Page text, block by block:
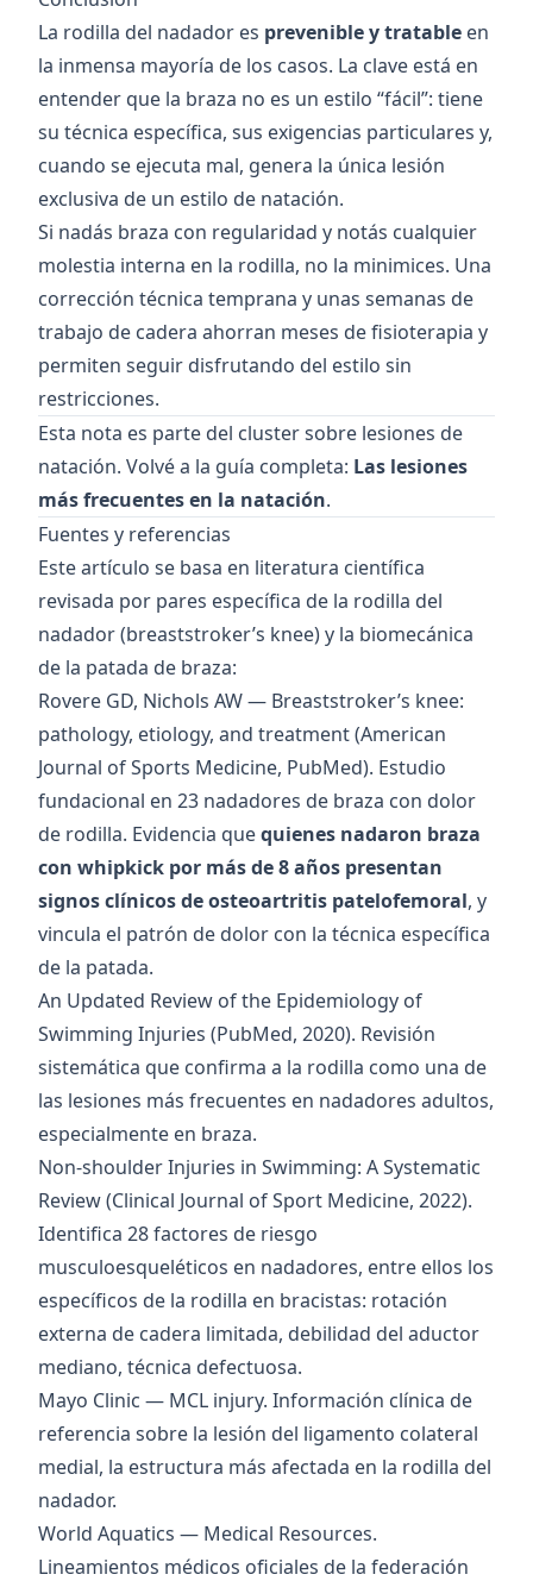
La rodilla del nadador es prevenible y tratable en
la inmensa mayoría de los casos. La clave está en
entender que la braza no es un estilo “fácil”: tiene
su técnica específica, sus exigencias particulares y,
cuando se ejecuta mal, genera la única lesión
exclusiva de un estilo de natación.
Si nadás braza con regularidad y notás cualquier
molestia interna en la rodilla, no la minimices. Una
corrección técnica temprana y unas semanas de
trabajo de cadera ahorran meses de fisioterapia y
permiten seguir disfrutando del estilo sin
restricciones.
Esta nota es parte del cluster sobre lesiones de
natación. Volvé a la guía completa: Las lesiones
más frecuentes en la natación.
Fuentes y referencias
Este artículo se basa en literatura científica
revisada por pares específica de la rodilla del
nadador (breaststroker’s knee) y la biomecánica
de la patada de braza:
Rovere GD, Nichols AW — Breaststroker’s knee:
pathology, etiology, and treatment(American
Journal of Sports Medicine, PubMed). Estudio
fundacional en 23 nadadores de braza con dolor
de rodilla. Evidencia quequienes nadaron braza
con whipkick por más de 8 años presentan
signos clínicos de osteoartritis patelofemoral, y
vincula el patrón de dolor con la técnica específica
de la patada.
An Updated Review of the Epidemiology of
Swimming Injuries (PubMed, 2020). Revisión
sistemática que confirma a la rodilla como una de
las lesiones más frecuentes en nadadores adultos,
especialmente en braza.
Non-shoulder Injuries in Swimming: A Systematic
Review(Clinical Journal of Sport Medicine, 2022).
Identifica 28 factores de riesgo
musculoesqueléticos en nadadores, entre ellos los
específicos de la rodilla en bracistas: rotación
externa de cadera limitada, debilidad del aductor
mediano, técnica defectuosa.
Mayo Clinic — MCL injury. Información clínica de
referencia sobre la lesión del ligamento colateral
medial, la estructura más afectada en la rodilla del
nadador.
World Aquatics — Medical Resources.
Lineamientos médicos oficiales de la federación